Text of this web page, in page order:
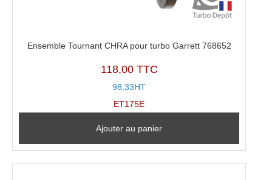
Ensemble Tournant CHRA pour turbo Garrett 768652
118,00 TTC
98,33HT
ET175E
Ajouter au panier